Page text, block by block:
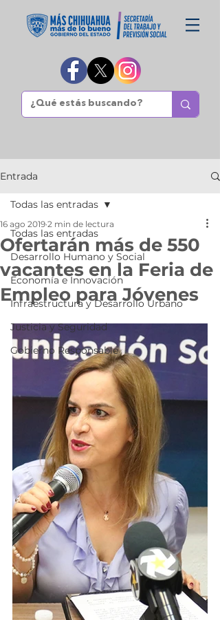
Entrada
Todas las entradas
Desarrollo Humano y Social
Economía e Innovación
Infraestructura y Desarrollo Urbano
Justicia y Seguridad
Gobierno Responsable
Todas las entradas
Ofertarán más de 550
vacantes en la Feria de
Empleo para Jóvenes
16 ago 2019 2 min de lectura